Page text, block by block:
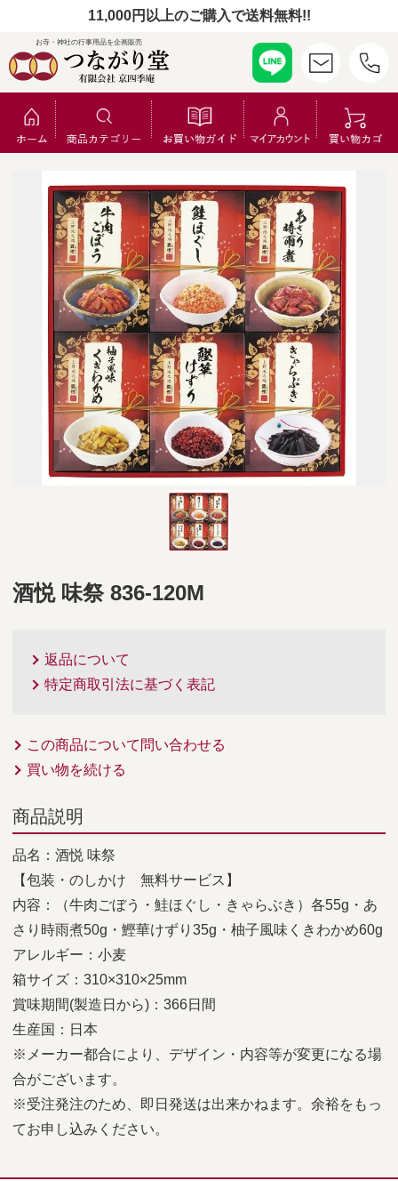
11,000円以上のご購入で送料無料!!
お寺・神社の行事用品を企画販売
酒悦 味祭 836-120M
返品について
特定商取引法に基づく表記
この商品について問い合わせる
買い物を続ける
商品説明
品名：酒悦 味祭
【包装・のしかけ 無料サービス】
内容：（牛肉ごぼう・鮭ほぐし・きゃらぶき）各55g・あ
さり時雨煮50g・鰹華けずり35g・柚子風味くきわかめ60g
アレルギー：小麦
箱サイズ：310×310×25mm
賞味期間(製造日から)：366日間
生産国：日本
※メーカー都合により、デザイン・内容等が変更になる場
合がございます。
※受注発注のため、即日発送は出来かねます。余裕をもっ
てお申し込みください。